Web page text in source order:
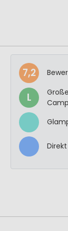
7,2
L